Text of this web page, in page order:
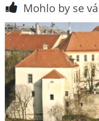
Mohlo by se